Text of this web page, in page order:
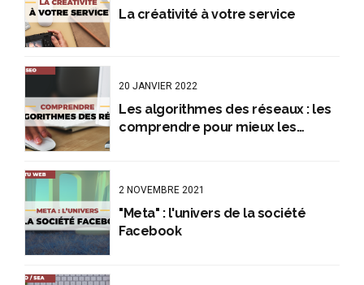
La créativité à votre service
20 JANVIER 2022
Les algorithmes des réseaux : les
comprendre pour mieux les
2 NOVEMBRE 2021
"Meta" : l'univers de la société
Facebook